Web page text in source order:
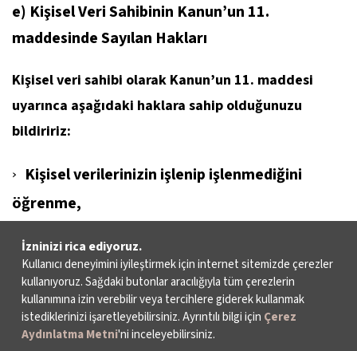
e) Kişisel Veri Sahibinin Kanun’un 11.
maddesinde Sayılan Hakları
Kişisel veri sahibi olarak Kanun’un 11. maddesi
uyarınca aşağıdaki haklara sahip olduğunuzu
bildiririz:
Kişisel verilerinizin işlenip işlenmediğini
öğrenme,
Kişisel verileriniz işlenmişse buna ilişkin bilgi
talep etme,
Kişisel verilerinizin işlenme amacını ve
bunların amacına uygun kullanılıp
İzninizi rica ediyoruz.
Kullanıcı deneyimini iyileştirmek için internet sitemizde çerezler
kullanıyoruz. Sağdaki butonlar aracılığıyla tüm çerezlerin
kullanımına izin verebilir veya tercihlere giderek kullanmak
istediklerinizi işaretleyebilirsiniz. Ayrıntılı bilgi için Çerez
Aydınlatma Metni'ni inceleyebilirsiniz.